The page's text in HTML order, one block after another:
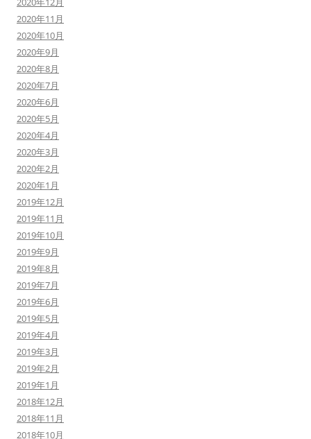
2020年11月
2020年10月
2020年9月
2020年8月
2020年7月
2020年6月
2020年5月
2020年4月
2020年3月
2020年2月
2020年1月
2019年12月
2019年11月
2019年10月
2019年9月
2019年8月
2019年7月
2019年6月
2019年5月
2019年4月
2019年3月
2019年2月
2019年1月
2018年12月
2018年11月
2018年10月